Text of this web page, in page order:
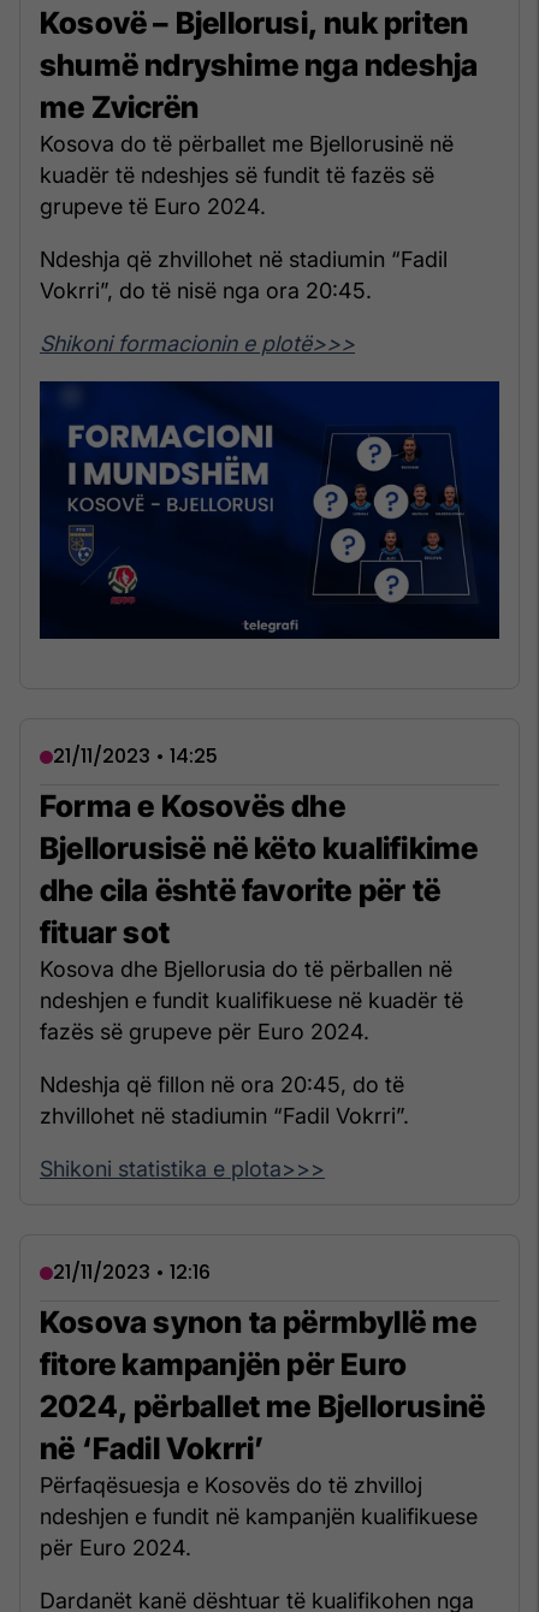
Kosovë – Bjellorusi, nuk priten
shumë ndryshime nga ndeshja
me Zvicrën
Kosova do të përballet me Bjellorusinë në
kuadër të ndeshjes së fundit të fazës së
grupeve të Euro 2024.
Ndeshja që zhvillohet në stadiumin “Fadil
Vokrri”, do të nisë nga ora 20:45.
Shikoni formacionin e plotë>>>
21/11/2023 • 14:25
Forma e Kosovës dhe
Bjellorusisë në këto kualifikime
dhe cila është favorite për të
fituar sot
Kosova dhe Bjellorusia do të përballen në
ndeshjen e fundit kualifikuese në kuadër të
fazës së grupeve për Euro 2024.
Ndeshja që fillon në ora 20:45, do të
zhvillohet në stadiumin “Fadil Vokrri”.
Shikoni statistika e plota>>>
21/11/2023 • 12:16
Kosova synon ta përmbyllë me
fitore kampanjën për Euro
2024, përballet me Bjellorusinë
në ‘Fadil Vokrri’
Përfaqësuesja e Kosovës do të zhvilloj
ndeshjen e fundit në kampanjën kualifikuese
për Euro 2024.
Dardanët kanë dështuar të kualifikohen nga